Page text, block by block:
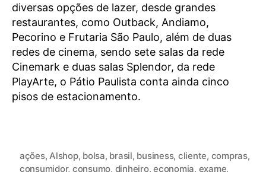
diversas opções de lazer, desde grandes
restaurantes, como Outback, Andiamo,
Pecorino e Frutaria São Paulo, além de duas
redes de cinema, sendo sete salas da rede
Cinemark e duas salas Splendor, da rede
PlayArte, o Pátio Paulista conta ainda cinco
pisos de estacionamento.
ações,Alshop, bolsa, brasil, business, cliente, compras,
consumidor, consumo, dinheiro,economia, exame,